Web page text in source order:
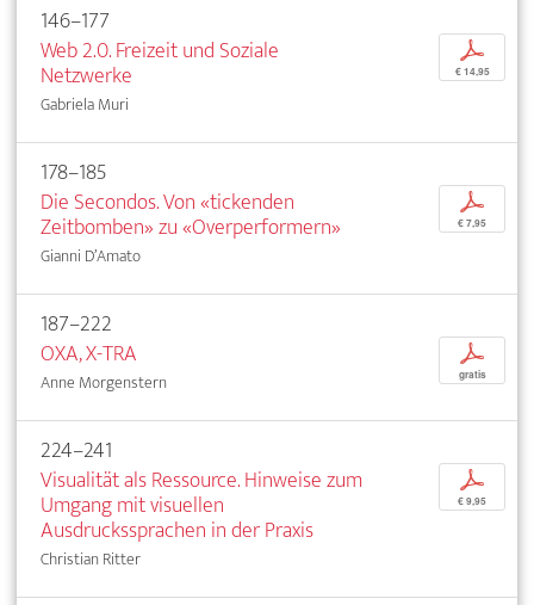
146–177
Web 2.0. Freizeit und Soziale
Netzwerke
Gabriela Muri
p
€ 14,95
178–185
Die Secondos. Von «tickenden
Zeitbomben» zu «Overperformern»
Gianni D’Amato
p
€ 7,95
187–222
OXA, X-TRA
Anne Morgenstern
p
gratis
224–241
Visualität als Ressource. Hinweise zum
Umgang mit visuellen
Ausdruckssprachen in der Praxis
Christian Ritter
p
€ 9,95